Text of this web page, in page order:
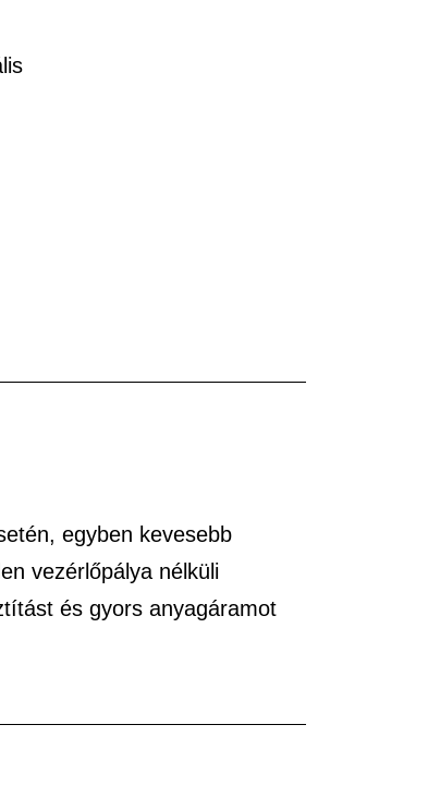
egyben kevesebb
vezérlőpálya nélküli
és gyors anyagáramot